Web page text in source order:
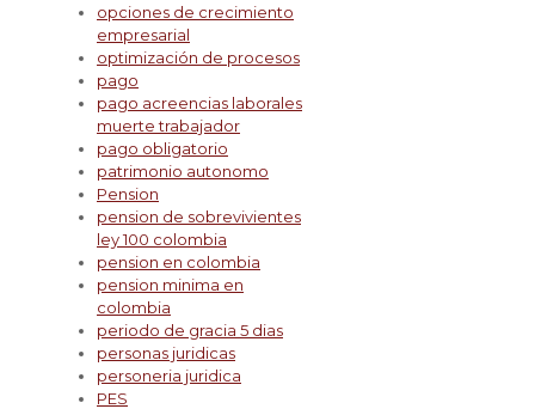
opciones de crecimiento
empresarial
optimización de procesos
pago
pago acreencias laborales
muerte trabajador
pago obligatorio
patrimonio autonomo
Pension
pension de sobrevivientes
ley 100 colombia
pension en colombia
pension minima en
colombia
periodo de gracia 5 dias
personas juridicas
personeria juridica
PES